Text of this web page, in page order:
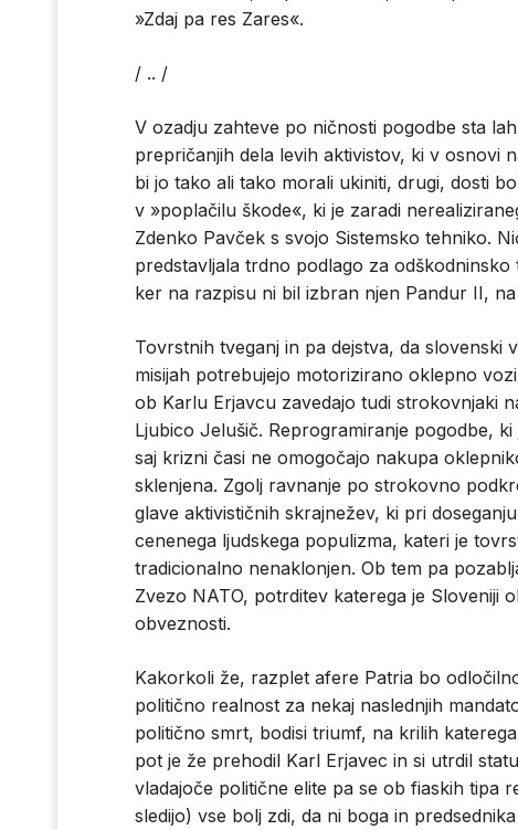
»Zdaj pa res Zares«.
/ .. /
V ozadju zahteve po ničnosti pogodbe sta
prepričanjih dela levih aktivistov, ki v osnovi
bi jo tako ali tako morali ukiniti, drugi, dosti
v »poplačilu škode«, ki je zaradi
Zdenko Pavček s svojo Sistemsko tehniko.
predstavljala trdno podlago za
ker na razpisu ni bil izbran njen Pandur II,
Tovrstnih tveganj in pa dejstva, da slovenski
misijah potrebujejo motorizirano oklepno
ob Karlu Erjavcu zavedajo tudi strokovnjaki
Ljubico Jelušič. Reprogramiranje pogodbe,
saj krizni časi ne omogočajo nakupa
sklenjena. Zgolj ravnanje po strokovno
glave aktivističnih skrajnežev, ki pri
cenenega ljudskega populizma, kateri je
tradicionalno nenaklonjen. Ob tem pa
Zvezo NATO, potrditev katerega je Sloveniji
obveznosti.
Kakorkoli že, razplet afere Patria bo
politično realnost za nekaj naslednjih
politično smrt, bodisi triumf, na krilih
pot je že prehodil Karl Erjavec in si utrdil
vladajoče politične elite pa se ob fiaskih tipa
sledijo) vse bolj zdi, da ni boga in